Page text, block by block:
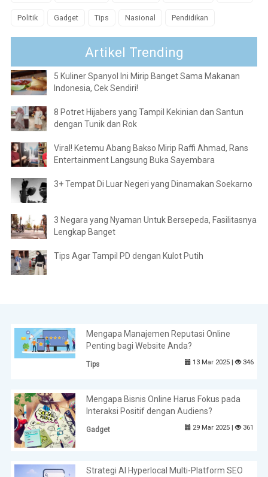
Politik Gadget Tips Nasional Pendidikan
Artikel Trending
5 Kuliner Spanyol Ini Mirip Banget Sama Makanan
Indonesia, Cek Sendiri!
8 Potret Hijabers yang Tampil Kekinian dan Santun
dengan Tunik dan Rok
Viral! Ketemu Abang Bakso Mirip Raffi Ahmad, Rans
Entertainment Langsung Buka Sayembara
3+ Tempat Di Luar Negeri yang Dinamakan Soekarno
3 Negara yang Nyaman Untuk Bersepeda, Fasilitasnya
Lengkap Banget
Tips Agar Tampil PD dengan Kulot Putih
Mengapa Manajemen Reputasi Online
Penting bagi Website Anda?
Tips 13 Mar 2025 | 346
Mengapa Bisnis Online Harus Fokus pada
Interaksi Positif dengan Audiens?
Gadget 29 Mar 2025 | 361
Strategi AI Hyperlocal Multi-Platform SEO